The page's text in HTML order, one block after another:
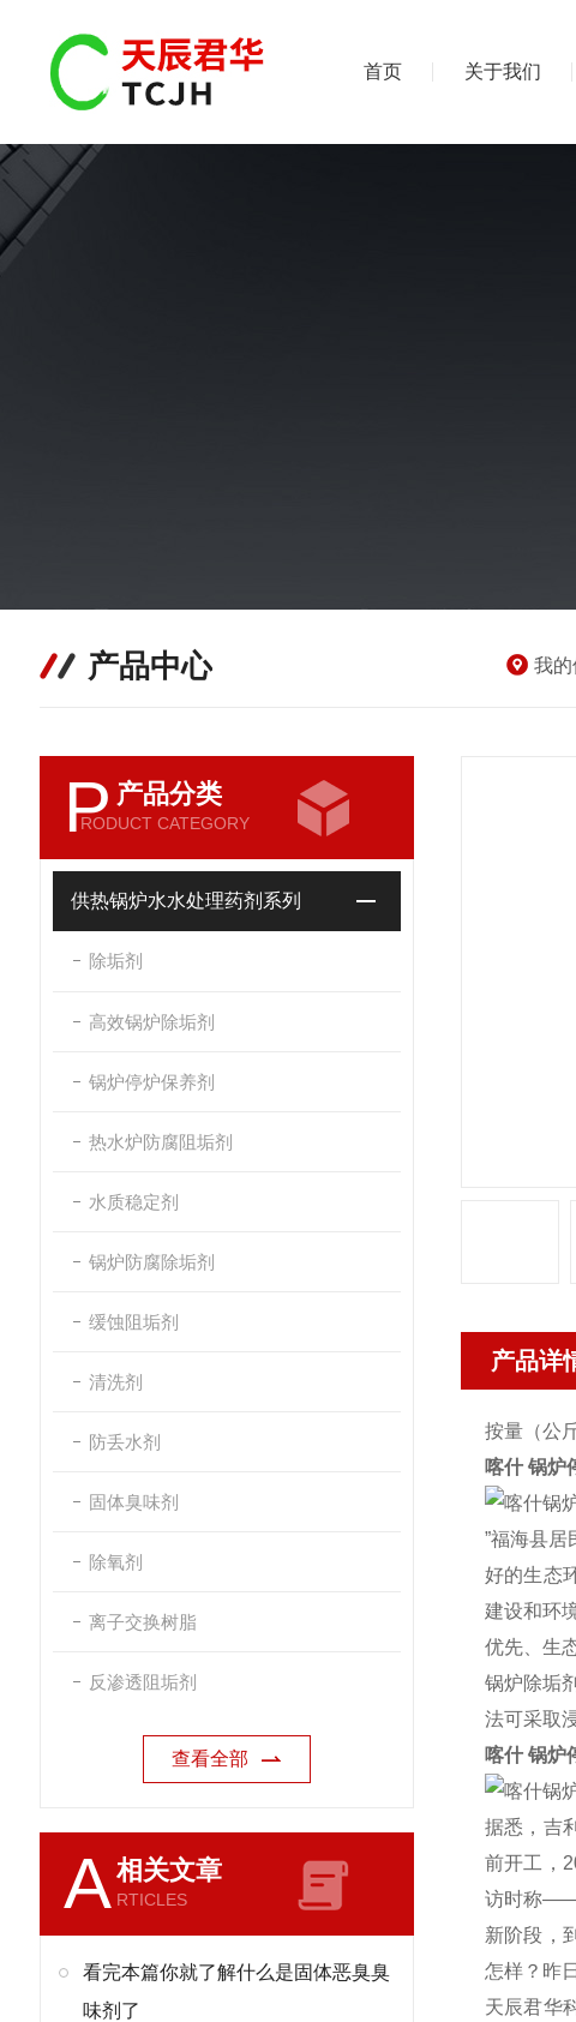
首页 关于我们
产品中心 我的
P 产品分类
RODUCT CATEGORY
供热锅炉水水处理药剂系列
除垢剂
高效锅炉除垢剂
锅炉停炉保养剂
热水炉防腐阻垢剂
水质稳定剂
锅炉防腐除垢剂
缓蚀阻垢剂
清洗剂
防丢水剂
固体臭味剂
除氧剂
离子交换树脂
反渗透阻垢剂
查看全部
A相关文章
RTICLES
看完本篇你就了解什么是固体恶臭臭
味剂了
产品详
按量（公
喀什 锅炉
”福海县
好的生态
建设和环
优先、生
锅炉除垢
法可采取
喀什 锅炉
据悉，吉
前开工，
访时称——
新阶段，
怎样？昨
天辰君华